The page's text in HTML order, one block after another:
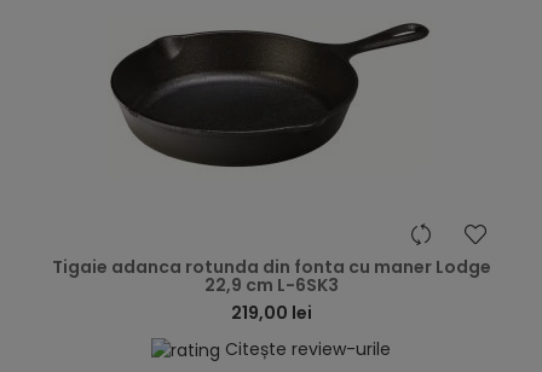
Tigaie adanca rotunda din fonta cu maner Lodge
22,9 cm L-6SK3
219,00 lei
Citește review-urile